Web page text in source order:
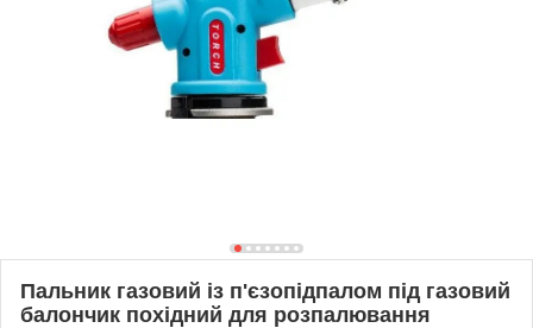
Пальник газовий із п'єзопідпалом під газовий
балончик похідний для розпалювання